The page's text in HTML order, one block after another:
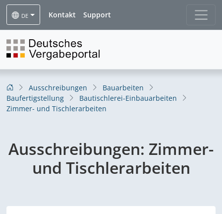
DE Kontakt Support
Ausschreibungen
Bauarbeiten
Baufertigstellung
Bautischlerei-Einbauarbeiten
Zimmer- und Tischlerarbeiten
Ausschreibungen: Zimmer-
und Tischlerarbeiten